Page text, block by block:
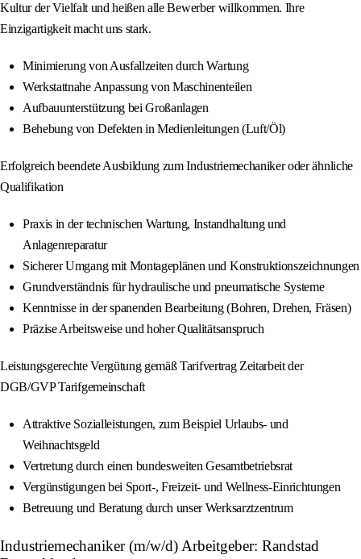
Kultur der Vielfalt und heißen alle Bewerber willkommen. Ihre
Einzigartigkeit macht uns stark.
Minimierung von Ausfallzeiten durch Wartung
Werkstattnahe Anpassung von Maschinenteilen
Aufbauunterstützung bei Großanlagen
Behebung von Defekten in Medienleitungen (Luft/Öl)
Erfolgreich beendete Ausbildung zum Industriemechaniker oder ähnliche
Qualifikation
Praxis in der technischen Wartung, Instandhaltung und
Anlagenreparatur
Sicherer Umgang mit Montageplänen und Konstruktionszeichnungen
Grundverständnis für hydraulische und pneumatische Systeme
Kenntnisse in der spanenden Bearbeitung (Bohren, Drehen, Fräsen)
Präzise Arbeitsweise und hoher Qualitätsanspruch
Leistungsgerechte Vergütung gemäß Tarifvertrag Zeitarbeit der
DGB/GVP Tarifgemeinschaft
Attraktive Sozialleistungen, zum Beispiel Urlaubs- und
Weihnachtsgeld
Vertretung durch einen bundesweiten Gesamtbetriebsrat
Vergünstigungen bei Sport-, Freizeit- und Wellness-Einrichtungen
Betreuung und Beratung durch unser Werksarztzentrum
Industriemechaniker (m/w/d) Arbeitgeber: Randstad